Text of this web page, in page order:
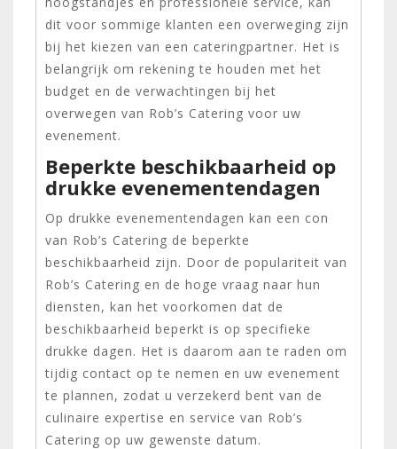
dit voor sommige klanten een overweging zijn
bij het kiezen van een cateringpartner. Het is
belangrijk om rekening te houden met het
budget en de verwachtingen bij het
overwegen van Rob’s Catering voor uw
evenement.
Beperkte beschikbaarheid op
drukke evenementendagen
Op drukke evenementendagen kan een con
van Rob’s Catering de beperkte
beschikbaarheid zijn. Door de populariteit van
Rob’s Catering en de hoge vraag naar hun
diensten, kan het voorkomen dat de
beschikbaarheid beperkt is op specifieke
drukke dagen. Het is daarom aan te raden om
tijdig contact op te nemen en uw evenement
te plannen, zodat u verzekerd bent van de
culinaire expertise en service van Rob’s
Catering op uw gewenste datum.